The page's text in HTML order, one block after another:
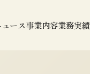
ュース事業内容業務実績